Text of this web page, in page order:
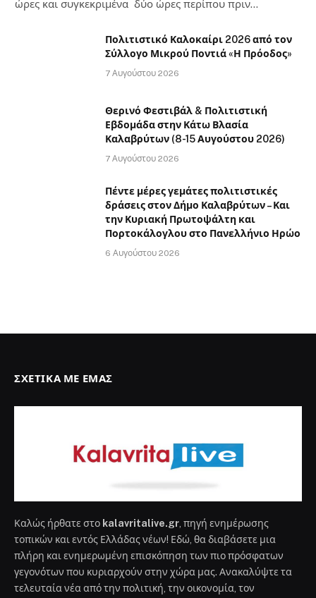
ώρες και συγκεκριμένα δύο ώρες περίπου πριν…
Πολιτιστικό Καλοκαίρι 2026 από τον
Σύλλογο Μικρού Ποντιά «Η Πρόοδος»
7 Αυγούστου 2026
Θερινό Φεστιβάλ & Πολιτιστική
Εβδομάδα στην Κάτω Βλασία
Καλαβρύτων (8-15 Αυγούστου 2026)
7 Αυγούστου 2026
Πέντε μέρες γεμάτες πολιτιστικές
δράσεις στον Δήμο Καλαβρύτων – Και
την Κυριακή Πρωτοψάλτη και
Πορτοκάλογλου στο Πανελλήνιο Ηρώο
6 Αυγούστου 2026
ΣΧΕΤΙΚΆ ΜΕ ΕΜΆΣ
Καλώς ήρθατε στο kalavritalive.gr, πηγή ενημέρωσης
τοπικών και εντός Ελλάδας νέων! Εδώ, θα διαβάσετε μια
πλήρη και ενημερωμένη επισκόπηση των πιο πρόσφατων
γεγονότων που κυριαρχούν στην χώρα μας. Ανακαλύψτε τα
τελευταία νέα από την πολιτική, την οικονομία, τον